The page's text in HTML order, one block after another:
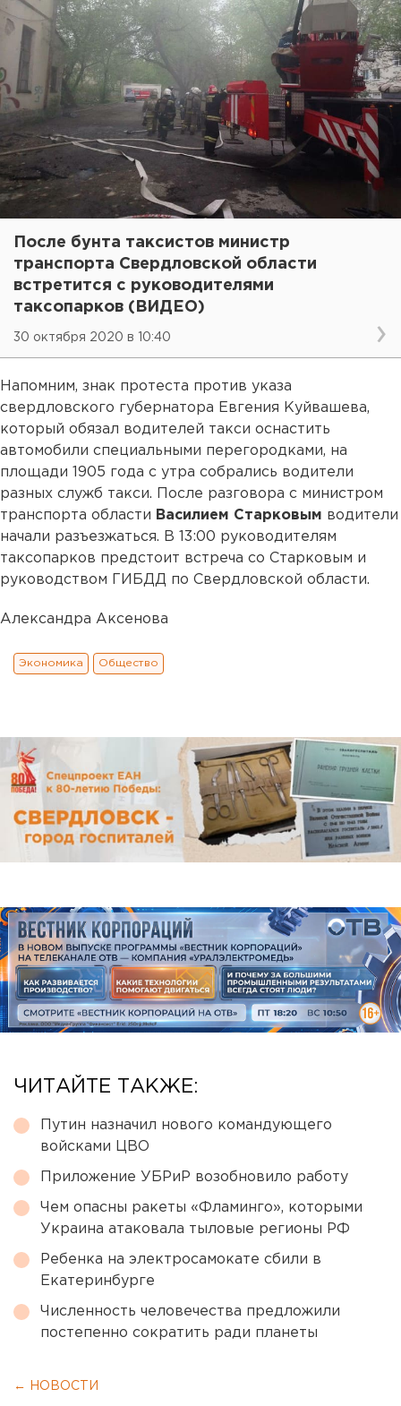
После бунта таксистов министр
транспорта Свердловской области
встретится с руководителями
таксопарков (ВИДЕО)
30 октября 2020 в 10:40
Напомним, знак протеста против указа
свердловского губернатора Евгения Куйвашева,
который обязал водителей такси оснастить
автомобили специальными перегородками, на
площади 1905 года с утра собрались водители
разных служб такси. После разговора с министром
транспорта области Василием Старковым водители
начали разъезжаться. В 13:00 руководителям
таксопарков предстоит встреча со Старковым и
руководством ГИБДД по Свердловской области.
Александра Аксенова
Экономика Общество
ЧИТАЙТЕ ТАКЖЕ:
Путин назначил нового командующего
войсками ЦВО
Приложение УБРиР возобновило работу
Чем опасны ракеты «Фламинго», которыми
Украина атаковала тыловые регионы РФ
Ребенка на электросамокате сбили в
Екатеринбурге
Численность человечества предложили
постепенно сократить ради планеты
← НОВОСТИ